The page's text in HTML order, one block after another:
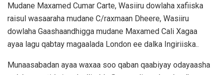
Mudane Maxamed Cumar Carte, Wasiiru dowlaha xafiiska
raisul wasaaraha mudane C/raxmaan Dheere, Wasiiru
dowlaha Gaashaandhigga mudane Maxamed Cali Xagaa
ayaa lagu qabtay magaalada London ee dalka Ingiriiska..
Munaasabadan ayaa waxaa soo qaban qaabiyay odayaasha